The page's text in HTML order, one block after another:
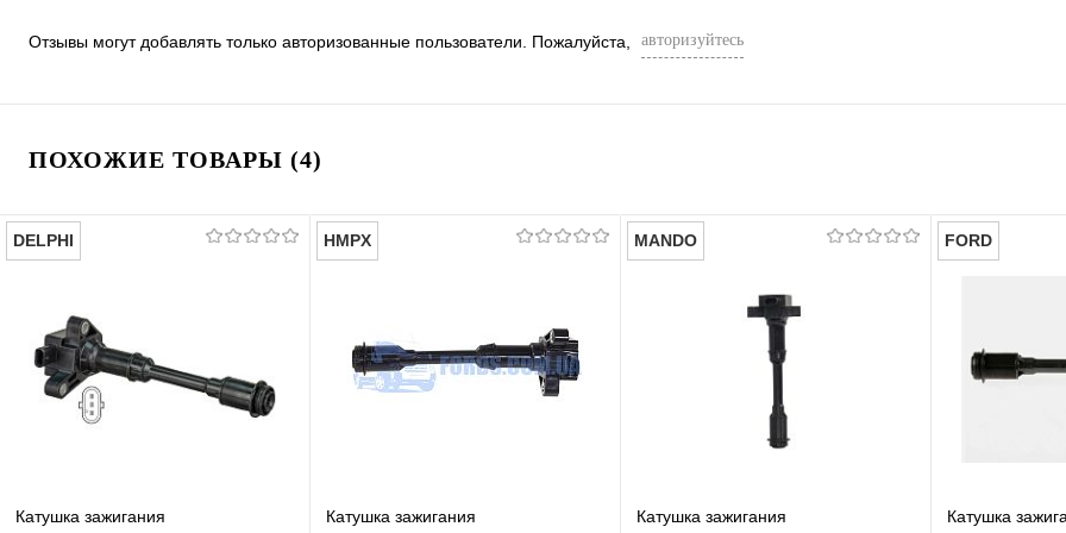
Отзывы могут добавлять только авторизованные пользователи. Пожалуйста, авторизуйтесь
ПОХОЖИЕ ТОВАРЫ (4)
DELPHI
Катушка зажигания
HMPX
Катушка зажигания
MANDO
Катушка зажигания
FORD
Катушка